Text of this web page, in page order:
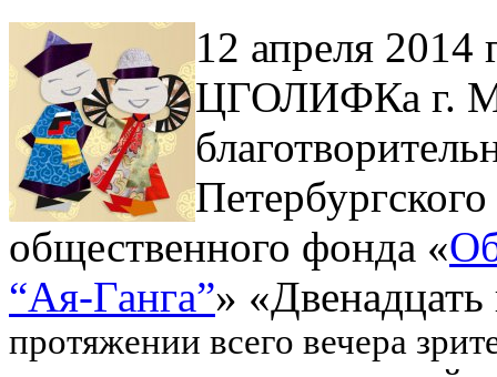
12 апреля 2014
ЦГОЛИФКа г.
общественного фонда «
“Ая-Ганга”»
протяжении всего вечера